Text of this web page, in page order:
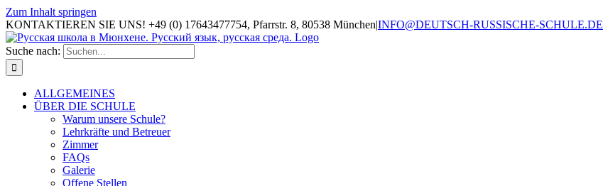
Zum Inhalt springen
KONTAKTIEREN SIE UNS! +49 (0) 17643477754, Pfarrstr. 8, 80538 München|INFO@DEUTSCH-RUSSISCHE-SCHULE.DE
Suche nach:
ALLGEMEINES
ÜBER DIE SCHULE
Warum unsere Schule?
Lehrkräfte und Betreuer
Zimmer
FAQs
Galerie
Offene Stellen